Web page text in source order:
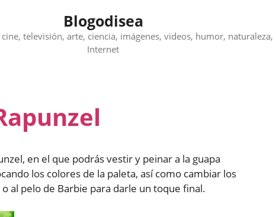
Blogodisea
televisión, arte, ciencia, imágenes, videos, humor,
Internet
en el que podrás vestir y peinar a la guapa
los colores de la paleta, así como cambiar los
al pelo de Barbie para darle un toque final.